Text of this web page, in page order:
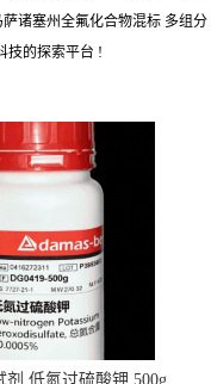
诸塞州全氟化合物混标 多组分
技的探索平台 !
剂 低氮过硫酸钾 500g